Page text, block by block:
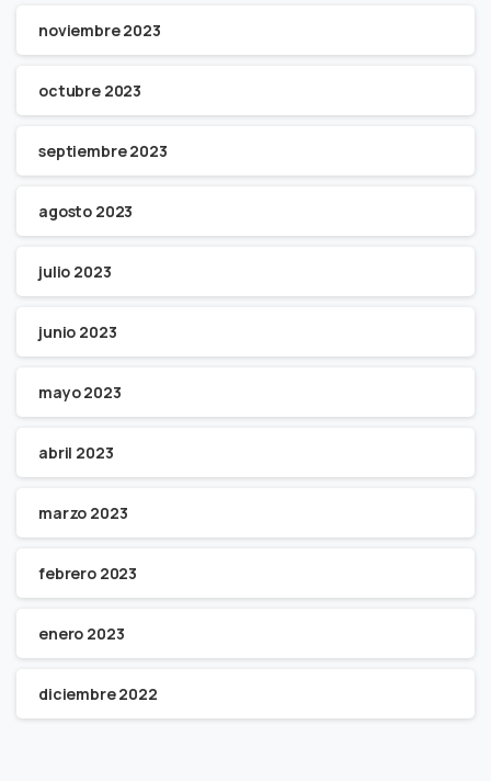
noviembre 2023
octubre 2023
septiembre 2023
agosto 2023
julio 2023
junio 2023
mayo 2023
abril 2023
marzo 2023
febrero 2023
enero 2023
diciembre 2022